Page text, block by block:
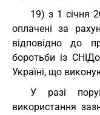
19) з 1 січня
оплачені за
відповідно до
боротьби із
Україні, що
У разі
використання